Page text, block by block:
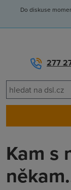
Do diskuse
277
Kam s